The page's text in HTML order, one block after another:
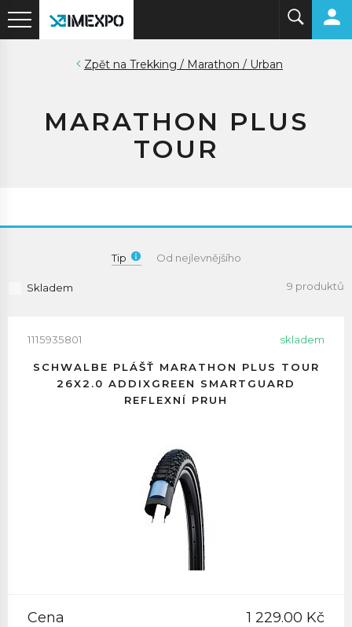
Trekking / Marathon / Urban
MARATHON PLUS
TOUR
Tip Od nejlevnějšího
Skladem 9 produktů
1115935801 skladem
SCHWALBE PLÁŠŤ MARATHON PLUS TOUR
26X2.0 ADDIXGREEN SMARTGUARD
REFLEXNÍ PRUH
Cena 1 229.00 Kč